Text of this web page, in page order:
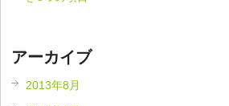
アーカイブ
2013年8月